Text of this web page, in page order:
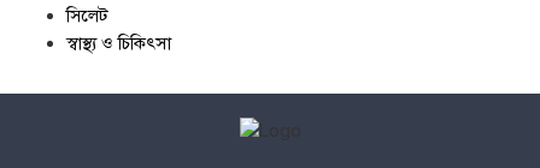
সিলেট
স্বাস্থ্য ও চিকিৎসা